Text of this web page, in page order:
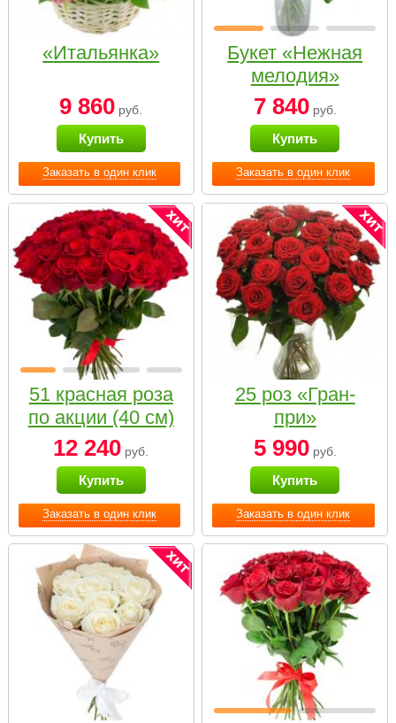
Заказать в один клик
«Итальянка»
9 860 руб.
Купить
Заказать в один клик
Букет «Нежная
мелодия»
7 840руб.
Купить
Заказать в один клик
51 красная роза
по акции (40 см)
12 240 руб.
Купить
Заказать в один клик
25 роз «Гран-
при»
5 990руб.
Купить